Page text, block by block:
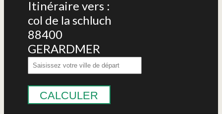
Itinéraire vers :
col de la schluch
88400
GERARDMER
CALCULER